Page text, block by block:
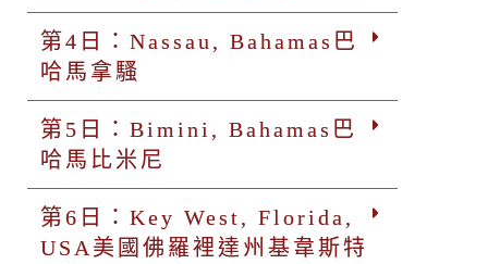
第4日：Nassau, Bahamas巴
哈馬拿騷
第5日：Bimini, Bahamas巴
哈馬比米尼
第6日：Key West, Florida,
USA美國佛羅裡達州基韋斯特